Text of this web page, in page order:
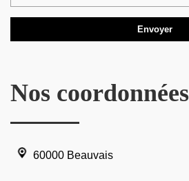
Nos coordonnées
60000 Beauvais